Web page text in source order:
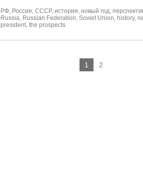
РФ Россия СССР, история новый год
Russia Russian Federation Soviet Union history,
president the prospects
1 2